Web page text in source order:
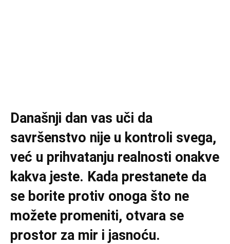
Današnji dan vas uči da
savršenstvo nije u kontroli svega,
već u prihvatanju realnosti onakve
kakva jeste. Kada prestanete da
se borite protiv onoga što ne
možete promeniti, otvara se
prostor za mir i jasnoću.